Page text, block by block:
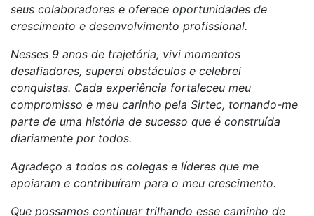
seus colaboradores e oferece oportunidades de
crescimento e desenvolvimento profissional.
Nesses 9 anos de trajetória, vivi momentos
desafiadores, superei obstáculos e celebrei
conquistas. Cada experiência fortaleceu meu
compromisso e meu carinho pela Sirtec, tornando-me
parte de uma história de sucesso que é construída
diariamente por todos.
Agradeço a todos os colegas e líderes que me
apoiaram e contribuíram para o meu crescimento.
Que possamos continuar trilhando esse caminho de